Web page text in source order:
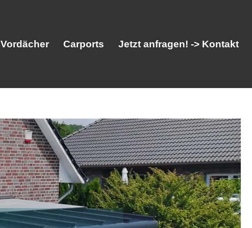
Vordächer Carports Jetzt anfragen! -> Kontakt